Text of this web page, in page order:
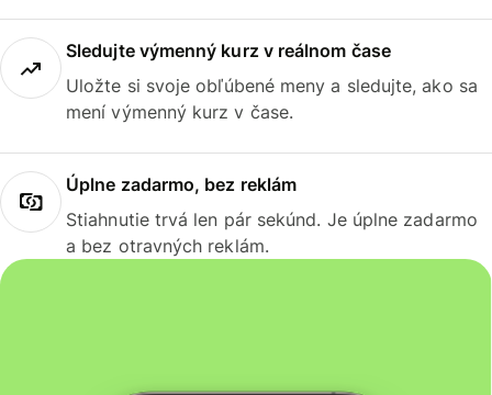
Sledujte výmenný kurz v reálnom čase
Uložte si svoje obľúbené meny a sledujte, ako sa
mení výmenný kurz v čase.
Úplne zadarmo, bez reklám
Stiahnutie trvá len pár sekúnd. Je úplne zadarmo
a bez otravných reklám.